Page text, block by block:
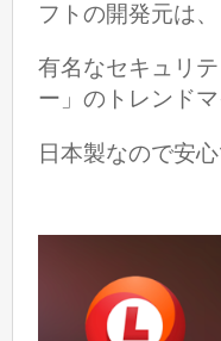
フトの開発元は、
有名なセキュリ
ー」のトレンドマ
日本製なので安心